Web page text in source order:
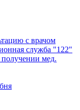
с врачом
служба "122"
мед.